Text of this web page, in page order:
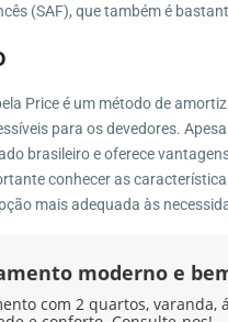
(SAF), que também é
Price é um método de
para os devedores.
brasileiro e oferece
conhecer as
mais adequada às
moderno e
com 2 quartos, varanda,